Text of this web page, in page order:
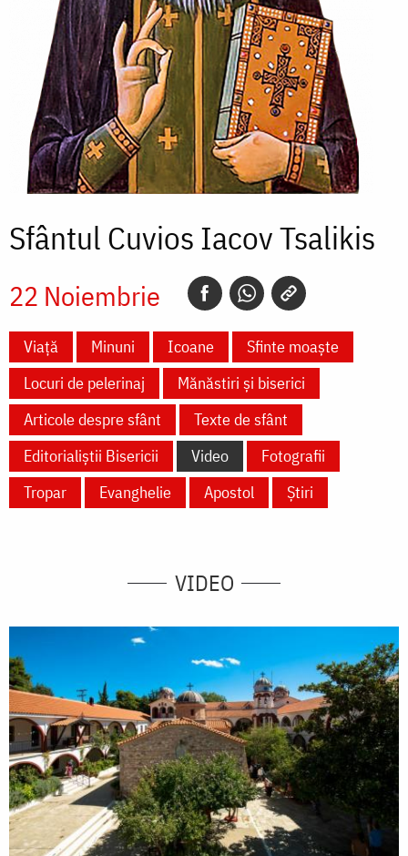
Sfântul Cuvios Iacov Tsalikis
22 Noiembrie
Viață Minuni Icoane
Sfinte moaște
Locuri de pelerinaj
Mănăstiri și biserici
Articole despre sfânt
Texte de sfânt
Editorialiștii Bisericii
Video
Fotografii
Tropar
Evanghelie Apostol Știri
VIDEO